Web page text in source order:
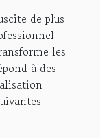
de plus
les
à des